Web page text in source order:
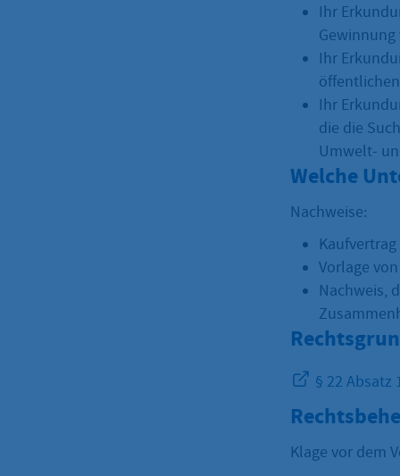
Ihr
Ihr
Ihr
die die
Umwelt-
Welche
Nachweise:
Kaufvertrag
Vorlage
Nachweis,
§ 22 Absatz
Klage vor dem